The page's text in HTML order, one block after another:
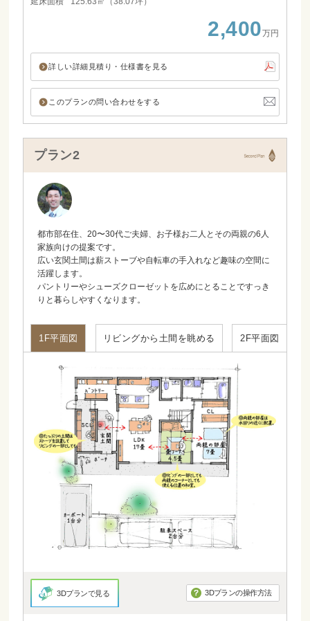
2,400万円
詳しい詳細見積り・仕様書を見る
このプランの問い合わせをする
プラン2
都市部在住、20〜30代ご夫婦、お子様お二人とその両親の6人
家族向けの提案です。
広い玄関土間は薪ストーブや自転車の手入れなど趣味の空間に
活躍します。
パントリーやシューズクローゼットを広めにとることですっき
りと暮らしやすくなります。
1F平面図 リビングから土間を眺める 2F平面図
3Dプランで見る 3Dプランの操作方法